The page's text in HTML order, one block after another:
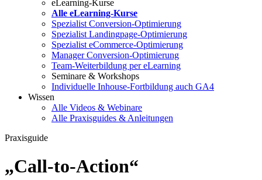
eLearning-Kurse
Alle eLearning-Kurse
Spezialist Conversion-Optimierung
Spezialist Landingpage-Optimierung
Spezialist eCommerce-Optimierung
Manager Conversion-Optimierung
Team-Weiterbildung per eLearning
Seminare & Workshops
Individuelle Inhouse-Fortbildung auch GA4
Wissen
Alle Videos & Webinare
Alle Praxisguides & Anleitungen
Praxisguide
„Call-to-Action“